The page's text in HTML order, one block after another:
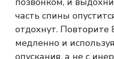
часть спины
отдохнут. Повторите
медленно и